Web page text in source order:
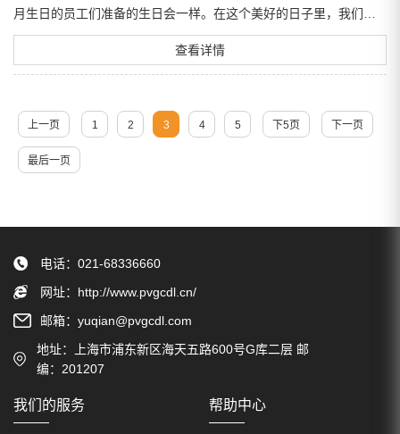
月生日的员工们准备的生日会一样。在这个美好的日子里，我们共
同庆祝生命中的美好时刻，感受着公司大家庭的温...
查看详情
上一页 1 2 3 4 5 下5页 下一页
最后一页
电话：021-68336660
网址： http://www.pvgcdl.cn/
邮箱： yuqian@pvgcdl.com
地址：上海市浦东新区海天五路600号G库二层 邮
编：201207
我们的服务 帮助中心